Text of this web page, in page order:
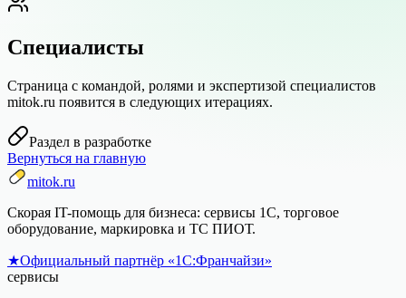
Специалисты
Страница с командой, ролями и экспертизой специалистов
mitok.ru появится в следующих итерациях.
Раздел в разработке
Вернуться на главную
mitok.ru
Скорая IT-помощь для бизнеса: сервисы 1С, торговое
оборудование, маркировка и ТС ПИОТ.
★Официальный партнёр «1С:Франчайзи»
сервисы